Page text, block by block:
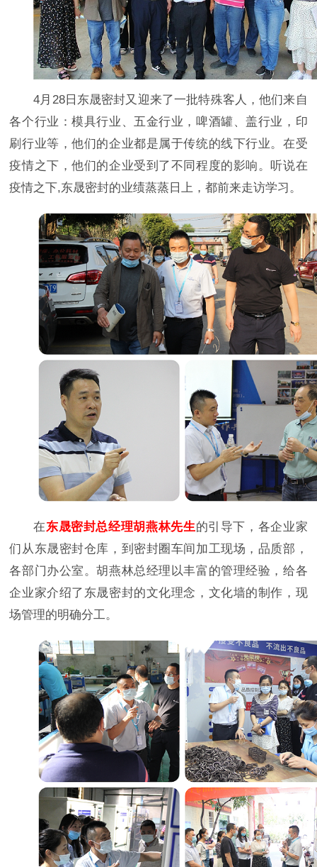
4月28日东晟密封又迎来了一批特殊客人，他们来自
各个行业：模具行业、五金行业，啤酒罐、盖行业，印
刷行业等，他们的企业都是属于传统的线下行业。在受
疫情之下，他们的企业受到了不同程度的影响。听说在
疫情之下,东晟密封的业绩蒸蒸日上，都前来走访学习。
在东晟密封总经理胡燕林先生的引导下，各企业家
们从东晟密封仓库，到密封圈车间加工现场，品质部，
各部门办公室。胡燕林总经理以丰富的管理经验，给各
企业家介绍了东晟密封的文化理念，文化墙的制作，现
场管理的明确分工。